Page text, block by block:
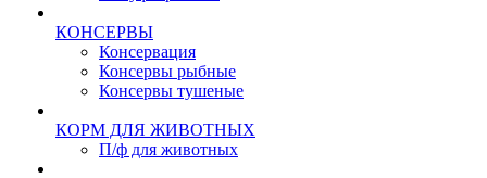
КОНСЕРВЫ
Консервация
Консервы рыбные
Консервы тушеные
КОРМ ДЛЯ ЖИВОТНЫХ
П/ф для животных